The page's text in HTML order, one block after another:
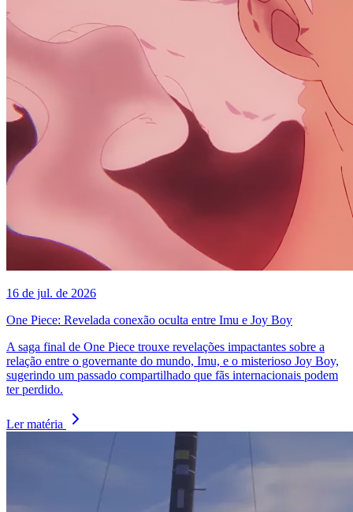
16 de jul. de 2026
One Piece: Revelada conexão oculta entre Imu e Joy Boy
A saga final de One Piece trouxe revelações impactantes sobre a
relação entre o governante do mundo, Imu, e o misterioso Joy Boy,
sugerindo um passado compartilhado que fãs internacionais podem
ter perdido.
Ler matéria